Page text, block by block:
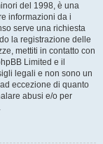
del 1998, è una
informazioni da i
serve una richiesta
la registrazione delle
mettiti in contatto con
Limited e il
legali e non sono un
eccezione di quanto
abusi e/o per